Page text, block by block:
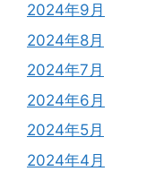
2024年9月
2024年8月
2024年7月
2024年6月
2024年5月
2024年4月